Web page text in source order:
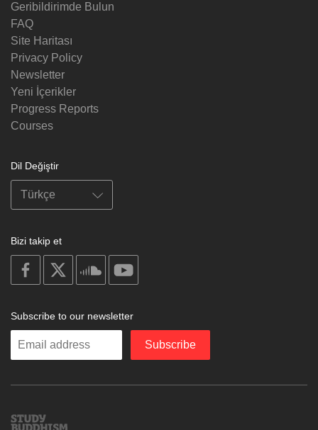
Geribildirimde Bulun
FAQ
Site Haritası
Privacy Policy
Newsletter
Yeni İçerikler
Progress Reports
Courses
Dil Değiştir
Bizi takip et
on
facebook
soundcloud
Subscribe to our newsletter
Enter
Subscribe
Study